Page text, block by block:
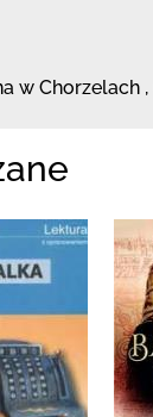
w Chorzelach ,